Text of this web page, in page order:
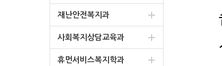
재난안전복지과
사회복지상담교육과
휴먼서비스복지학과